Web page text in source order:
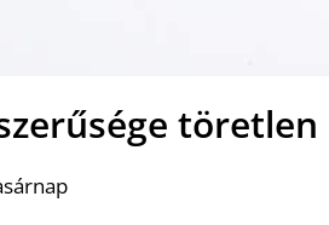
töretlen